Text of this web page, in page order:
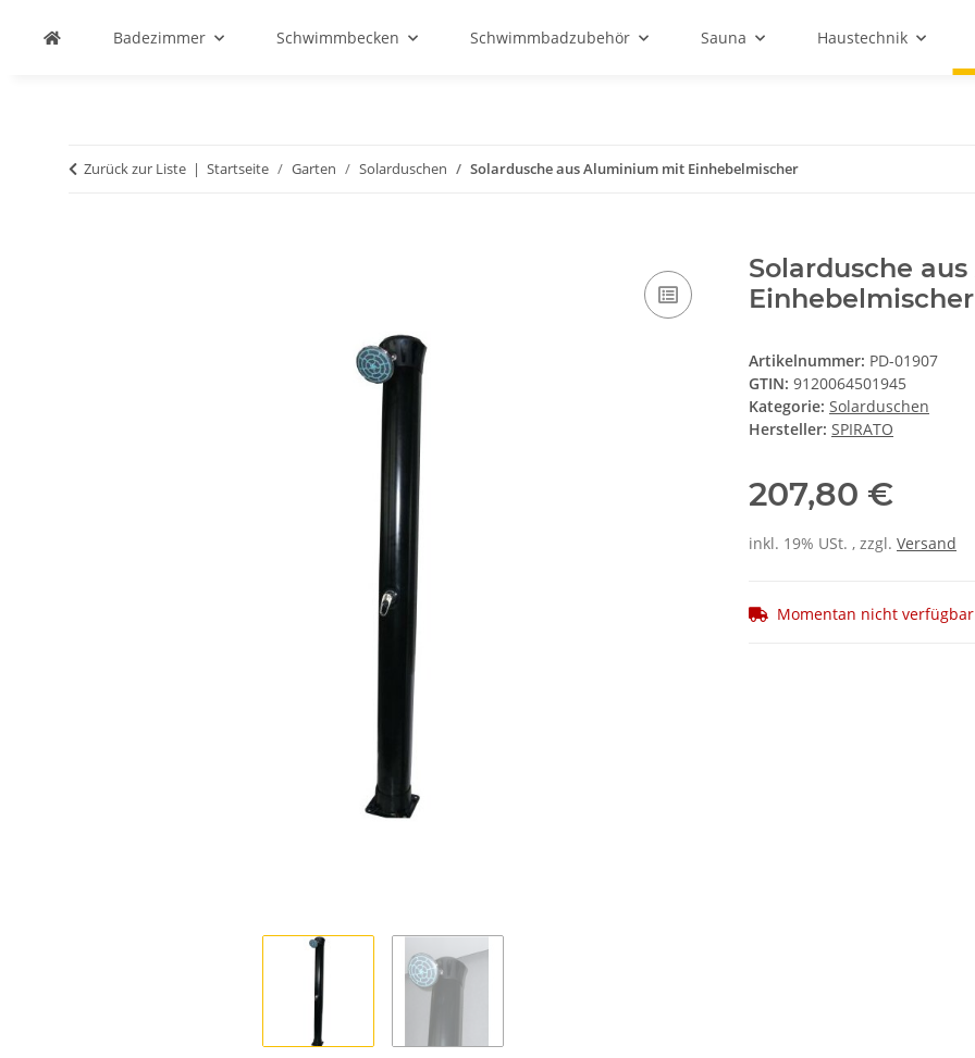
Badezimmer Schwimmbecken Schwimmbadzubehör Sauna Haustechnik
Zurück zur Liste Startseite Garten Solarduschen Solardusche aus Aluminium mit Einhebelmischer
Solardusche
Einhebelmischer
Artikelnummer: PD-01907
GTIN: 9120064501945
Kategorie: Solarduschen
Hersteller: SPIRATO
207,80 €
inkl. 19% USt. , zzgl. Versand
Momentan nicht verfügbar